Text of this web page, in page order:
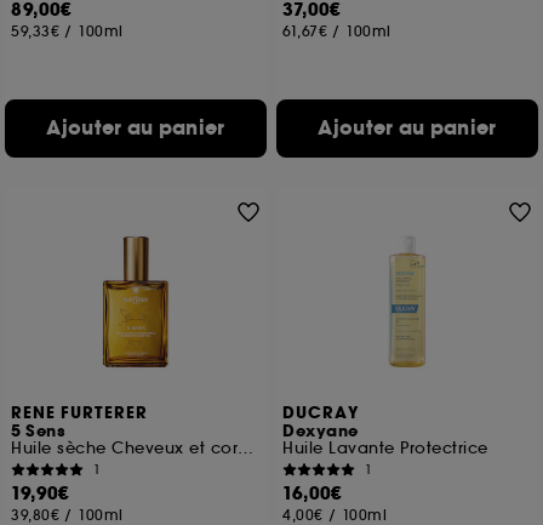
89,00€
59,33€ / 100ml
Ajouter au panier
37,00€
61,67€ / 100ml
Ajouter au panier
RENE FURTERER
5 Sens
Huile sèche Cheveux et corps sublimatrice
1
19,90€
39,80€ / 100ml
DUCRAY
Dexyane
Huile Lavante Protectrice
1
16,00€
4,00€ / 100ml